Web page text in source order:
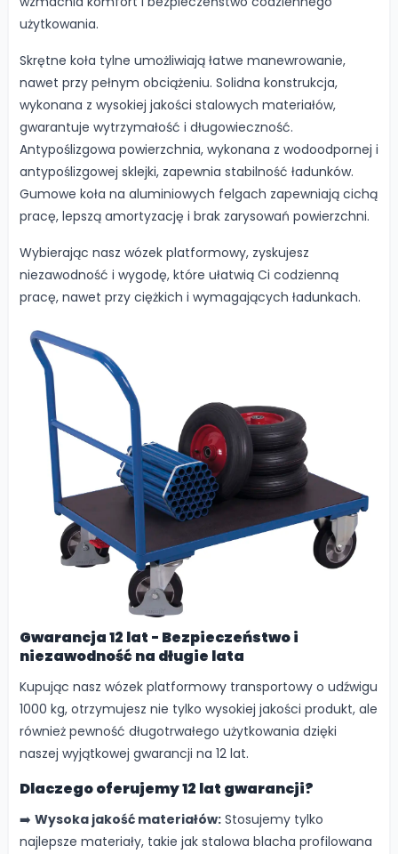
użytkowania.
Skrętne koła tylne umożliwiają łatwe manewrowanie,
nawet przy pełnym obciążeniu. Solidna konstrukcja,
wykonana z wysokiej jakości stalowych materiałów,
gwarantuje wytrzymałość i długowieczność.
Antypoślizgowa powierzchnia, wykonana z wodoodpornej i
antypoślizgowej sklejki, zapewnia stabilność ładunków.
Gumowe koła na aluminiowych felgach zapewniają cichą
pracę, lepszą amortyzację i brak zarysowań powierzchni.
Wybierając nasz wózek platformowy, zyskujesz
niezawodność i wygodę, które ułatwią Ci codzienną
pracę, nawet przy ciężkich i wymagających ładunkach.
Gwarancja 12 lat - Bezpieczeństwo i
niezawodność na długie lata
Kupując nasz wózek platformowy transportowy o udźwigu
1000 kg, otrzymujesz nie tylko wysokiej jakości produkt, ale
również pewność długotrwałego użytkowania dzięki
naszej wyjątkowej gwarancji na 12 lat.
Dlaczego oferujemy 12 lat gwarancji?
➡️ Wysoka jakość materiałów: Stosujemy tylko
najlepsze materiały, takie jak stalowa blacha profilowana